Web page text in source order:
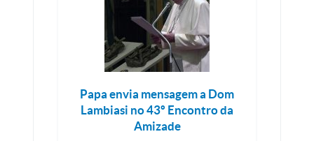
Papa envia mensagem a Dom
Lambiasi no 43º Encontro da
Amizade